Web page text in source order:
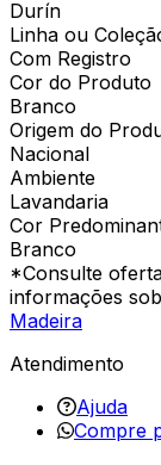
Durín
Linha ou
Com Registro
Cor do Produto
Branco
Origem do
Nacional
Ambiente
Lavandaria
Cor
Branco
*Consulte
informações
Madeira
Atendimento
Ajuda
Compre